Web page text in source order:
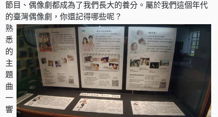
節目、偶像劇都成為了我們長大的養分。屬於我們這個年代
的臺灣偶像劇，你還記得哪些呢？
熟
悉
的
主
題
曲
一
響